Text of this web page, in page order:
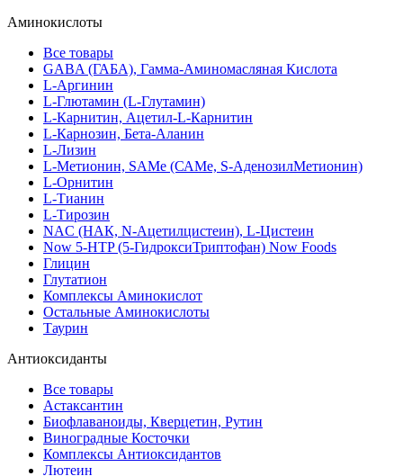
Аминокислоты
Все товары
GABA (ГАБА), Гамма-Аминомасляная Кислота
L-Аргинин
L-Глютамин (L-Глутамин)
L-Карнитин, Ацетил-L-Карнитин
L-Карнозин, Бета-Аланин
L-Лизин
L-Метионин, SAMe (САМе, S-АденозилМетионин)
L-Орнитин
L-Тианин
L-Тирозин
NAC (НАК, N-Ацетилцистеин), L-Цистеин
Now 5-HTP (5-ГидроксиТриптофан) Now Foods
Глицин
Глутатион
Комплексы Аминокислот
Остальные Аминокислоты
Таурин
Антиоксиданты
Все товары
Астаксантин
Биофлаваноиды, Кверцетин, Рутин
Виноградные Косточки
Комплексы Антиоксидантов
Лютеин